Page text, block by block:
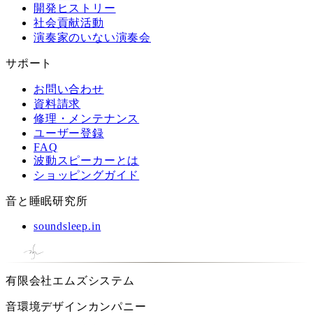
開発ヒストリー
社会貢献活動
演奏家のいない演奏会
サポート
お問い合わせ
資料請求
修理・メンテナンス
ユーザー登録
FAQ
波動スピーカーとは
ショッピングガイド
音と睡眠研究所
soundsleep.in
有限会社エムズシステム
音環境デザインカンパニー